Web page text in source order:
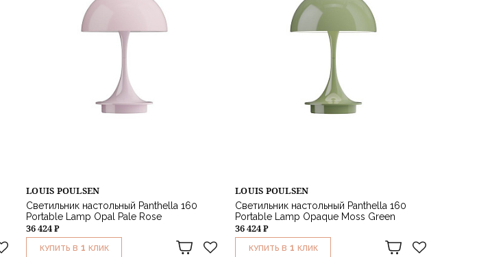
LOUIS POULSEN
Светильник настольный Panthella 160
Portable Lamp Opal Pale Rose
36 424 ₽
КУПИТЬ В 1 КЛИК
LOUIS POULSEN
Светильник настольный Panthella 160
Portable Lamp Opaque Moss Green
36 424 ₽
КУПИТЬ В 1 КЛИК